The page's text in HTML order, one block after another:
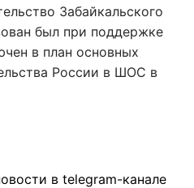
Забайкальского
был при поддержке
в план основных
России в ШОС в
в telegram-канале